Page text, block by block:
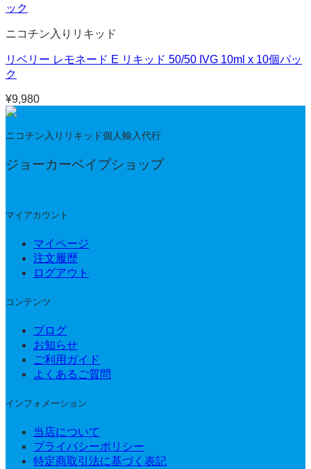
ニコチン入りリキッド
リベリー レモネード E リキッド 50/50 IVG 10ml x 10個パッ
ク
¥9,980
ニコチン入りリキッド個人輸入代行
ジョーカーベイプショップ
マイアカウント
マイページ
注文履歴
ログアウト
コンテンツ
ブログ
お知らせ
ご利用ガイド
よくあるご質問
インフォメーション
当店について
プライバシーポリシー
特定商取引法に基づく表記